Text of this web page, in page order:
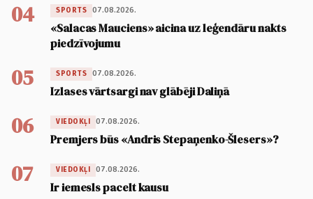
04 SPORTS 07.08.2026.
«Salacas Mauciens» aicina uz leģendāru nakts
piedzīvojumu
05 SPORTS 07.08.2026.
Izlases vārtsargi nav glābēji Daliņā
06 VIEDOKĻI 07.08.2026.
Premjers būs «Andris Stepaņenko-Šlesers»?
07 VIEDOKĻI 07.08.2026.
Ir iemesls pacelt kausu